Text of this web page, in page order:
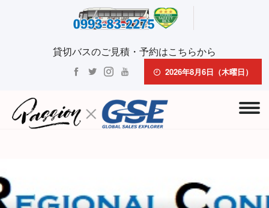
貸切バスのご見積・予約はこちらから
2026年8月6日（木曜日）